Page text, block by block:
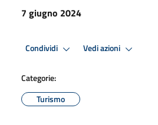
7 giugno 2024
Condividi Vedi azioni
Categorie:
Turismo